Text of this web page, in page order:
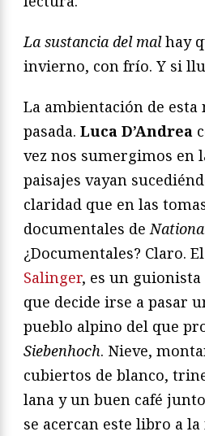
La sustancia del malhay
invierno, con frío. Y si
La ambientación de esta
pasada. Luca D’Andrea
vez nos sumergimos en
paisajes vayan
claridad que en las
documentales de N
¿Documentales? Claro.
Salinger, es un
que decide irse a pasar
pueblo alpino del que
Siebenhoch. Nieve,
cubiertos de blanco,
lana y un buen café
se acercan este libro a